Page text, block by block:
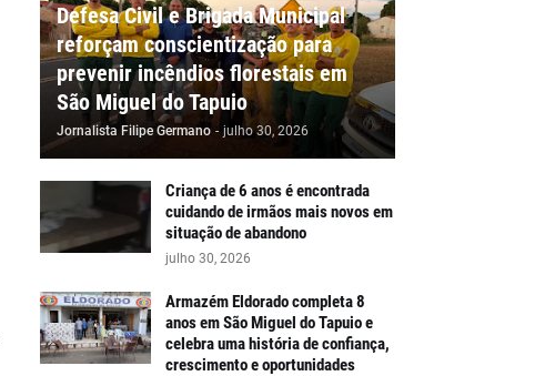
Defesa Civil e Brigada Municipal
reforçam conscientização para
prevenir incêndios florestais em
São Miguel do Tapuio
Jornalista Filipe Germano - julho 30, 2026
Criança de 6 anos é encontrada
cuidando de irmãos mais novos em
situação de abandono
julho 30, 2026
Armazém Eldorado completa 8
anos em São Miguel do Tapuio e
celebra uma história de confiança,
crescimento e oportunidades